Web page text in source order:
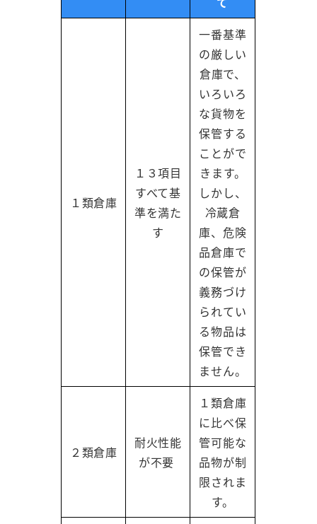
１類倉庫
１３項目
すべて基
準を満た
す
一番基準
の厳しい
倉庫で、
いろいろ
な貨物を
保管する
ことがで
きます。
しかし、
冷蔵倉
庫、危険
品倉庫で
の保管が
義務づけ
られてい
る物品は
保管でき
ません。
２類倉庫
耐火性能
が不要
１類倉庫
に比べ保
管可能な
品物が制
限されま
す。